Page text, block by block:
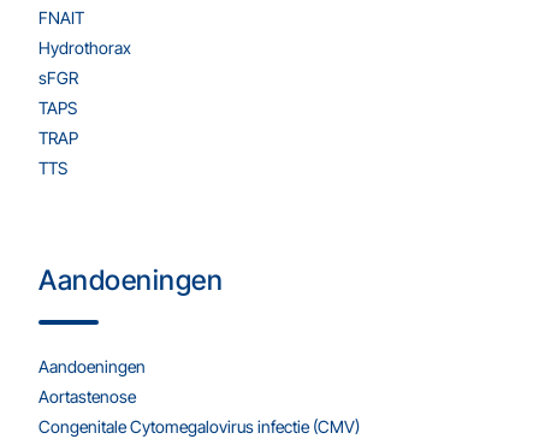
FNAIT
Hydrothorax
sFGR
TAPS
TRAP
TTS
Aandoeningen
Aandoeningen
Aortastenose
Congenitale Cytomegalovirus infectie (CMV)